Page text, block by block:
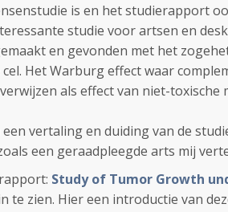
is en het studierapport
studie voor artsen en
en gevonden met het
Het Warburg effect waar
als effect van niet-toxische
vertaling en duiding van de
een geraadpleegde arts mij
Study of Tumor Growth
te zien. Hier een introductie van